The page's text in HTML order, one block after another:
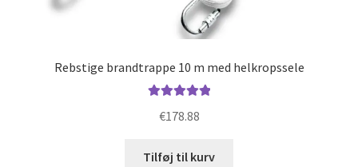
Rebstige brandtrappe 10 m med helkropssele
€178.88
Tilføj til kurv